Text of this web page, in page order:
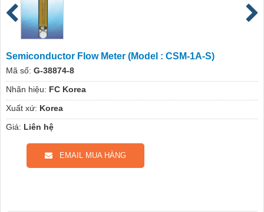
Semiconductor Flow Meter (Model : CSM-1A-S)
Mã số: G-38874-8
Nhãn hiệu: FC Korea
Xuất xứ: Korea
Giá: Liên hệ
EMAIL MUA HÀNG